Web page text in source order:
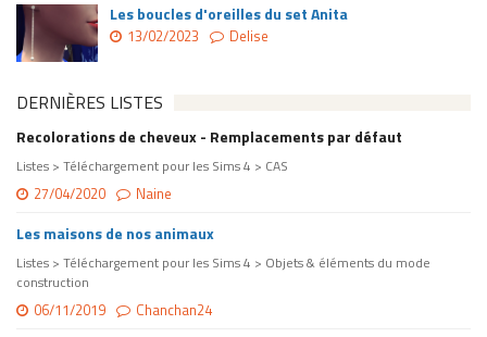
Les boucles d'oreilles du set Anita
13/02/2023 Delise
DERNIÈRES LISTES
Recolorations de cheveux - Remplacements par défaut
Listes > Téléchargement pour les Sims 4 > CAS
27/04/2020 Naine
Les maisons de nos animaux
Listes > Téléchargement pour les Sims 4 > Objets & éléments du mode
construction
06/11/2019 Chanchan24